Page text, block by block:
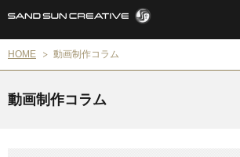
HOME 動画制作コラム
動画制作コラム